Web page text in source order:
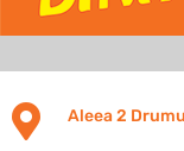
 Aleea 2